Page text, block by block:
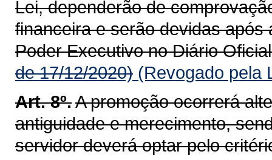
Lei, dependerão de
financeira e serão devidas
Poder Executivo no Diário
de 17/12/2020) (Revogado pela
Art. 8º.A promoção ocorrerá
antiguidade e merecimento,
servidor deverá optar pelo